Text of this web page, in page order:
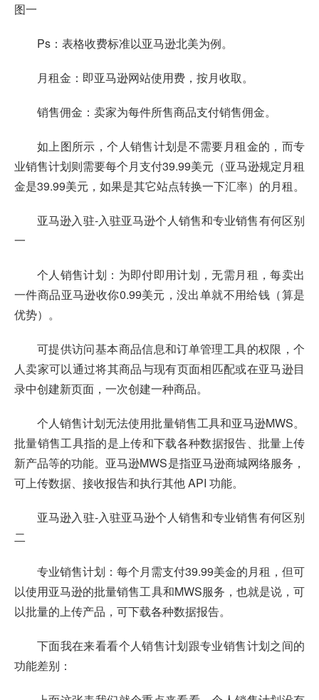
图一
Ps：表格收费标准以亚马逊北美为例。
月租金：即亚马逊网站使用费，按月收取。
销售佣金：卖家为每件所售商品支付销售佣金。
如上图所示，个人销售计划是不需要月租金的，而专
业销售计划则需要每个月支付39.99美元（亚马逊规定月租
金是39.99美元，如果是其它站点转换一下汇率）的月租。
亚马逊入驻-入驻亚马逊个人销售和专业销售有何区别
一
个人销售计划：为即付即用计划，无需月租，每卖出
一件商品亚马逊收你0.99美元，没出单就不用给钱（算是
优势）。
可提供访问基本商品信息和订单管理工具的权限，个
人卖家可以通过将其商品与现有页面相匹配或在亚马逊目
录中创建新页面，一次创建一种商品。
个人销售计划无法使用批量销售工具和亚马逊MWS。
批量销售工具指的是上传和下载各种数据报告、批量上传
新产品等的功能。亚马逊MWS是指亚马逊商城网络服务，
可上传数据、接收报告和执行其他 API 功能。
亚马逊入驻-入驻亚马逊个人销售和专业销售有何区别
二
专业销售计划：每个月需支付39.99美金的月租，但可
以使用亚马逊的批量销售工具和MWS服务，也就是说，可
以批量的上传产品，可下载各种数据报告。
下面我在来看看个人销售计划跟专业销售计划之间的
功能差别：